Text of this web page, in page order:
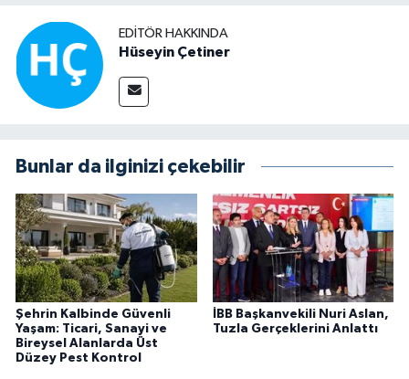
EDITÖR HAKKINDA
Hüseyin Çetiner
Bunlar da ilginizi çekebilir
Şehrin Kalbinde Güvenli
Yaşam: Ticari, Sanayi ve
Bireysel Alanlarda Üst
Düzey Pest Kontrol
İBB Başkanvekili Nuri Aslan,
Tuzla Gerçeklerini Anlattı